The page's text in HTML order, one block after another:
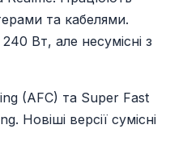
та кабелями.
Вт, але несумісні з
(AFC) та Super Fast
Новіші версії сумісні